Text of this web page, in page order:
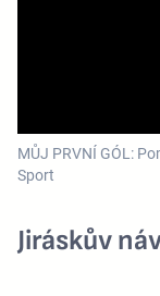
MŮJ PRVNÍ GÓL:
Sport
Jiráskův